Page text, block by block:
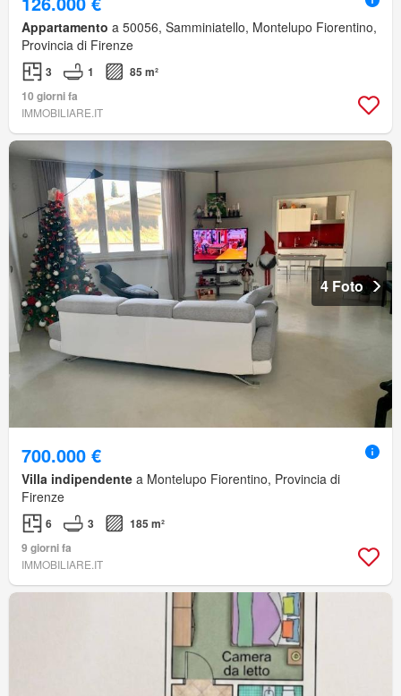
Appartamento a 50056, Samminiatello, Montelupo Fiorentino,
Provincia di Firenze
3 1
85 m²
10 giorni fa
IMMOBILIARE.IT
4 Foto
700.000 €
Villa indipendente a Montelupo Fiorentino, Provincia di
Firenze
6 3
185 m²
9 giorni fa
IMMOBILIARE.IT